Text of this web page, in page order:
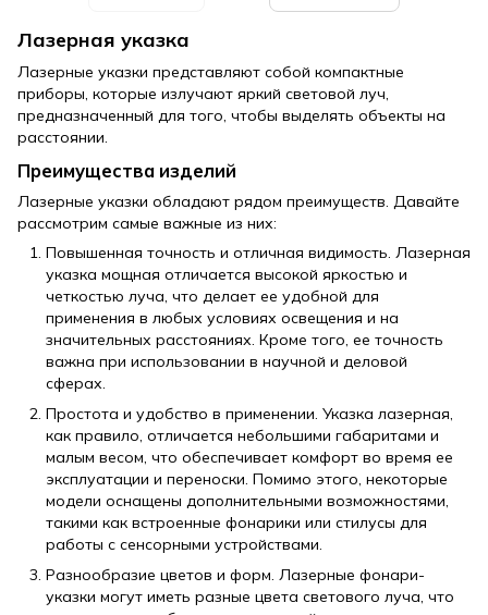
Лазерная указка
Лазерные указки представляют собой компактные
приборы, которые излучают яркий световой луч,
предназначенный для того, чтобы выделять объекты на
расстоянии.
Преимущества изделий
Лазерные указки обладают рядом преимуществ. Давайте
рассмотрим самые важные из них:
Повышенная точность и отличная видимость. Лазерная
указка мощная отличается высокой яркостью и
четкостью луча, что делает ее удобной для
применения в любых условиях освещения и на
значительных расстояниях. Кроме того, ее точность
важна при использовании в научной и деловой
сферах.
Простота и удобство в применении. Указка лазерная,
как правило, отличается небольшими габаритами и
малым весом, что обеспечивает комфорт во время ее
эксплуатации и переноски. Помимо этого, некоторые
модели оснащены дополнительными возможностями,
такими как встроенные фонарики или стилусы для
работы с сенсорными устройствами.
Разнообразие цветов и форм. Лазерные фонари-
указки могут иметь разные цвета светового луча, что